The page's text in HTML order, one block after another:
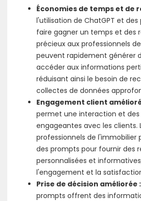
Économies de temps et de
l'utilisation de ChatGPT et
faire gagner un temps et des
précieux aux professionnels
peuvent rapidement générer
accéder aux informations
réduisant ainsi le besoin de
collectes de données
Engagement client
permet une interaction et des
engageantes avec les clients.
professionnels de l'immobilier
des prompts pour fournir des
personnalisées et
l'engagement et la
Prise de décision améliorée :
prompts offrent des